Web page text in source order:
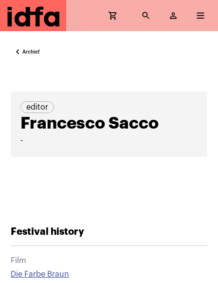
Archief
editor
Francesco Sacco
-
Festival history
Film
Die Farbe Braun